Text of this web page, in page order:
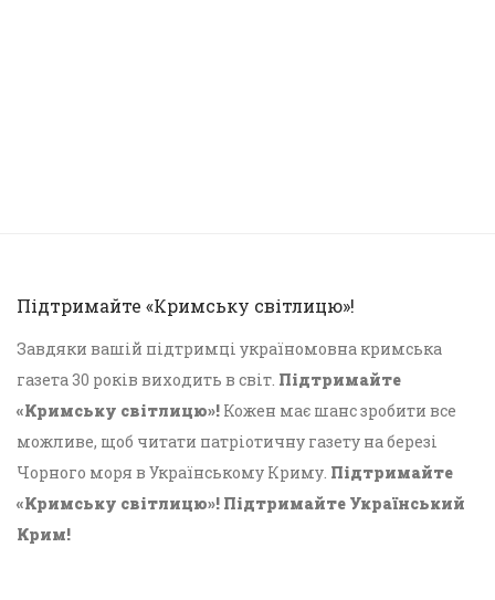
Підтримайте «Кримську світлицю»!
Завдяки вашій підтримці україномовна кримська
газета 30 років виходить в світ. Підтримайте
«Кримську світлицю»! Кожен має шанс зробити все
можливе, щоб читати патріотичну газету на березі
Чорного моря в Українському Криму. Підтримайте
«Кримську світлицю»! Підтримайте Український
Крим!